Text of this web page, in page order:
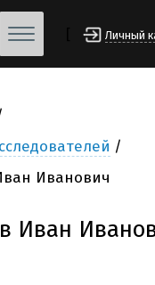
Личный
Иванович
Иван